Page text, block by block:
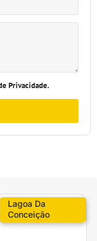
Privacidade.
Lagoa Da
Conceição